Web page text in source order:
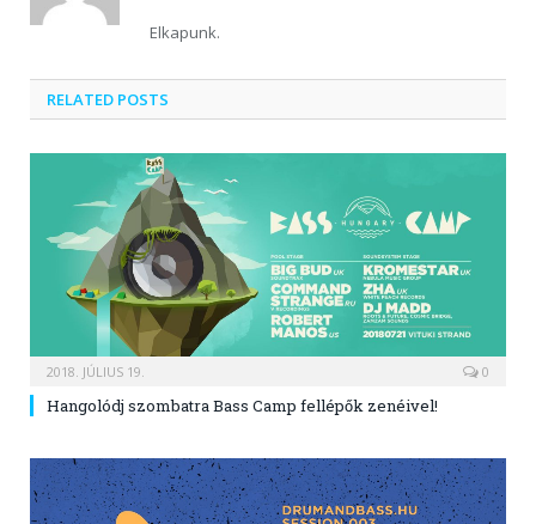
Elkapunk.
RELATED POSTS
2018. JÚLIUS 19. 0
Hangolódj szombatra Bass Camp fellépők zenéivel!